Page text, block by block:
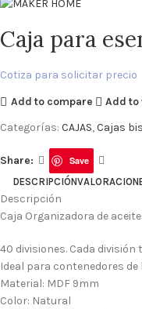
Caja para
Cotiza para solicitar precio
Add to compare
Add
Categorías: CAJAS,Cajas
Share:
Save
DESCRIPCIÓN
Descripción
Caja Organizadora de
40 divisiones. Cada división
Ideal para contenedores
Material: MDF 9mm
Color: Natural